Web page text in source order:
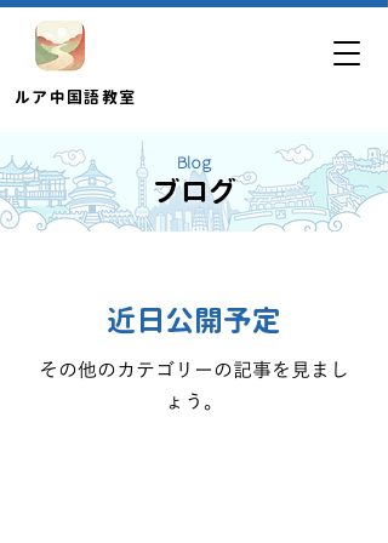
​ルア中国語教室
Blog
ブログ
近日公開予定
その他のカテゴリーの記事を見まし
ょう。